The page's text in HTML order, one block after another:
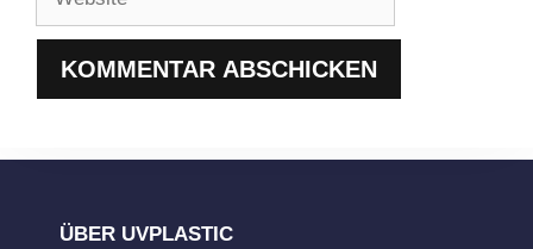
ÜBER UVPLASTIC